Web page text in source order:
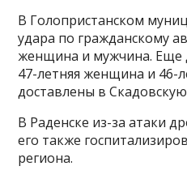
В Голопристанском
удара по гражданскому
женщина и мужчина. Еще
47-летняя женщина и 46-
доставлены в
В Раденске из-за атаки
его также
региона.